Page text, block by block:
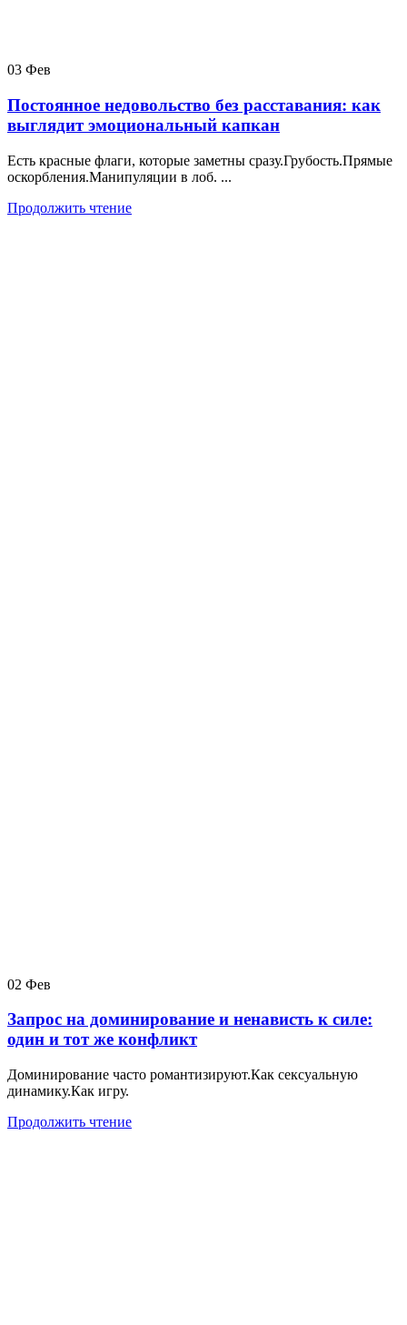
03 Фев
Постоянное недовольство без расставания: как
выглядит эмоциональный капкан
Есть красные флаги, которые заметны сразу.Грубость.Прямые
оскорбления.Манипуляции в лоб. ...
Продолжить чтение
02 Фев
Запрос на доминирование и ненависть к силе:
один и тот же конфликт
Доминирование часто романтизируют.Как сексуальную
динамику.Как игру.
Продолжить чтение